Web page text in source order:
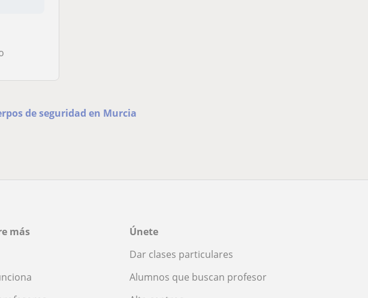
de seguridad en Murcia
más
Únete
Dar clases particulares
Alumnos que buscan profesor